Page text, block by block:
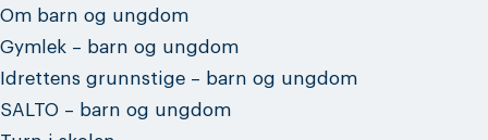
Om barn og ungdom
Gymlek – barn og ungdom
Idrettens grunnstige – barn og ungdom
SALTO – barn og ungdom